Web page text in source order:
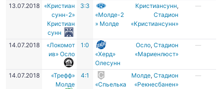
13.07.2018
«Кристиан
сунн-2»
Кристиан
сунн
3:3
«Молде-2
» Молде
Кристиансунн,
Стадион
«Кристиансунн»
—
14.07.2018
«Локомот
ив» Осло
1:0
«Херд»
Олесунн
Осло,Стадион
«Мариенлюст»
—
14.07.2018
«Трефф»
Молде
4:1
«Спьелька
Молде,Стадион
«Рекнесбанен»
—